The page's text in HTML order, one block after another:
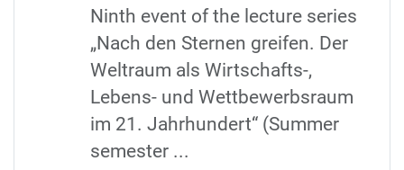
Ninth event of the lecture series
„Nach den Sternen greifen. Der
Weltraum als Wirtschafts-,
Lebens- und Wettbewerbsraum
im 21. Jahrhundert“ (Summer
semester ...